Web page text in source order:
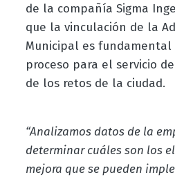
de la compañía Sigma
que la vinculación de la
Municipal es fundamental
proceso para el servicio
de los retos de la ciudad.
“Analizamos datos de la
determinar cuáles son los
mejora que se pueden